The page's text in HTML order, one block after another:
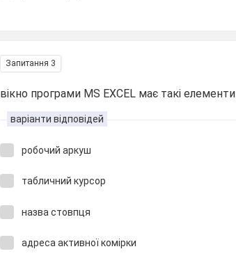
Запитання 3
вікно програми MS EXCEL має такі елементи
варіанти відповідей
робочий аркуш
табличний курсор
назва стовпця
адреса активної комірки